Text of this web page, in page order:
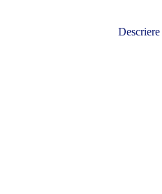
Descriere